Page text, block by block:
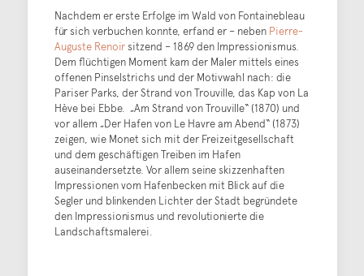
Nachdem er erste Erfolge im Wald von Fontainebleau
für sich verbuchen konnte, erfand er – neben Pierre-
Auguste Renoirsitzend – 1869 den Impressionismus.
Dem flüchtigen Moment kam der Maler mittels eines
offenen Pinselstrichs und der Motivwahl nach: die
Pariser Parks, der Strand von Trouville, das Kap von La
Hève bei Ebbe. „Am Strand von Trouville“ (1870) und
vor allem „Der Hafen von Le Havre am Abend“ (1873)
zeigen, wie Monet sich mit der Freizeitgesellschaft
und dem geschäftigen Treiben im Hafen
auseinandersetzte. Vor allem seine skizzenhaften
Impressionen vom Hafenbecken mit Blick auf die
Segler und blinkenden Lichter der Stadt begründete
den Impressionismus und revolutionierte die
Landschaftsmalerei.